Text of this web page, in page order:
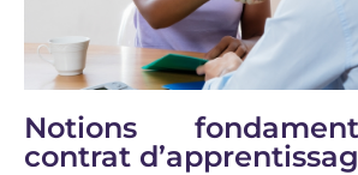
Notions
contrat